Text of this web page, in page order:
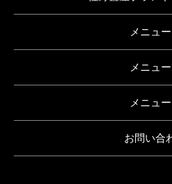
メニュー
メニュ
メニュ
お問い合